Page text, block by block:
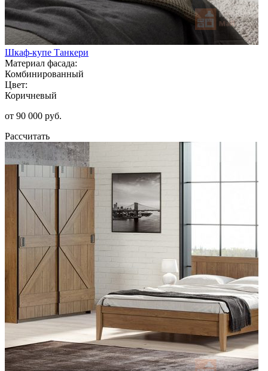
Шкаф-купе Танкери
Материал фасада:
Комбинированный
Цвет:
Коричневый
от 90 000 руб.
Рассчитать